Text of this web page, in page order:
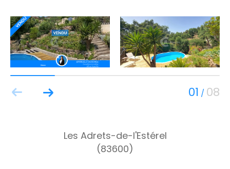
01 / 08
Les Adrets-de-l'Estérel
(83600)